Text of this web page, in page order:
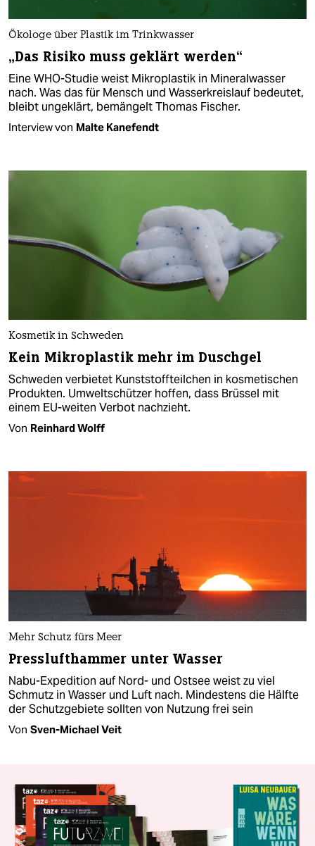
Ökologe über Plastik im Trinkwasser
„Das Risiko muss geklärt werden“
Eine WHO-Studie weist Mikroplastik in Mineralwasser
nach. Was das für Mensch und Wasserkreislauf bedeutet,
bleibt ungeklärt, bemängelt Thomas Fischer.
Interview von Malte Kanefendt
Kosmetik in Schweden
Kein Mikroplastik mehr im Duschgel
Schweden verbietet Kunststoffteilchen in kosmetischen
Produkten. Umweltschützer hoffen, dass Brüssel mit
einem EU-weiten Verbot nachzieht.
Von Reinhard Wolff
Mehr Schutz fürs Meer
Presslufthammer unter Wasser
Nabu-Expedition auf Nord- und Ostsee weist zu viel
Schmutz in Wasser und Luft nach. Mindestens die Hälfte
der Schutzgebiete sollten von Nutzung frei sein
Von Sven-Michael Veit